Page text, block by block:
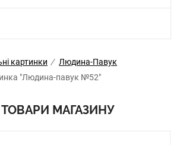
картинки / Людина-Павук
"Людина-павук №52"
МАГАЗИНУ